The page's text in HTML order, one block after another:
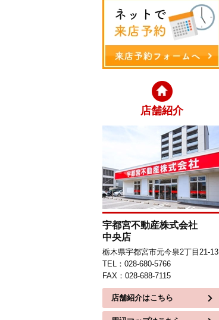
店舗紹介
宇都宮不動産株式会社
中央店
栃木県宇都宮市元今泉2丁目21-13
TEL：028-680-5766
FAX：028-688-7115
店舗紹介はこちら